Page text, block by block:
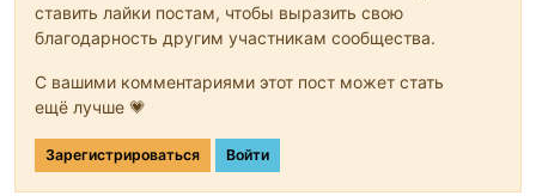
ставить лайки постам, чтобы выразить свою
благодарность другим участникам сообщества.
С вашими комментариями этот пост может стать
ещё лучше 💗
Зарегистрироваться Войти